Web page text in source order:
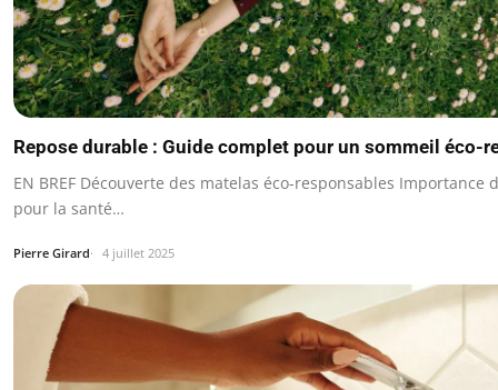
Repose durable : Guide complet pour un sommeil éco-
EN BREF Découverte des matelas éco-responsables Importance
pour la santé…
Pierre Girard 4 juillet 2025